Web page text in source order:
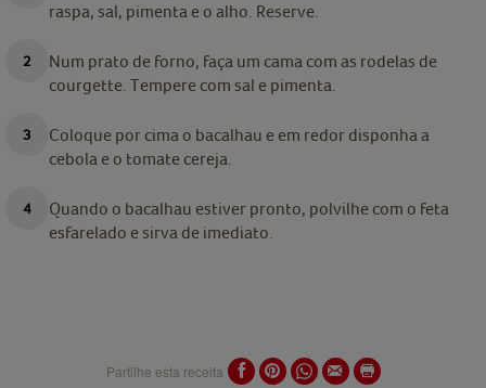
raspa, sal, pimenta e o alho. Reserve.
Num prato de forno, faça um cama com as rodelas de
courgette. Tempere com sal e pimenta.
Coloque por cima o bacalhau e em redor disponha a
cebola e o tomate cereja.
Quando o bacalhau estiver pronto, polvilhe com o feta
esfarelado e sirva de imediato.
Partilhe esta receita